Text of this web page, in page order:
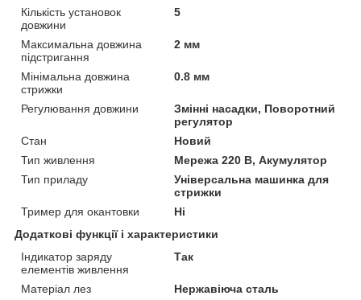
Кількість установок
довжини
5
Максимальна довжина
підстригання
2 мм
Мінімальна довжина
стрижки
0.8 мм
Регулювання довжини
Змінні насадки, Поворотний
регулятор
Стан
Новий
Тип живлення
Мережа 220 В, Акумулятор
Тип приладу
Універсальна машинка для
стрижки
Тример для окантовки
Ні
Додаткові функції і характеристики
Індикатор заряду
елементів живлення
Так
Матеріал лез
Нержавіюча сталь